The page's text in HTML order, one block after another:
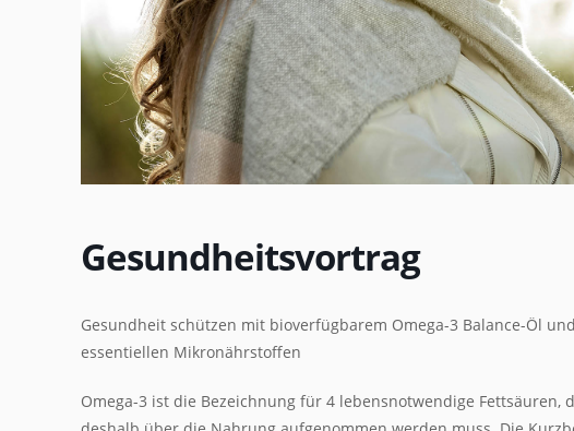
Gesundheitsvortrag
Gesundheit schützen mit bioverfügbarem Omega-3 Balance-Öl und
essentiellen Mikronährstoffen
Omega-3 ist die Bezeichnung für 4 lebensnotwendige